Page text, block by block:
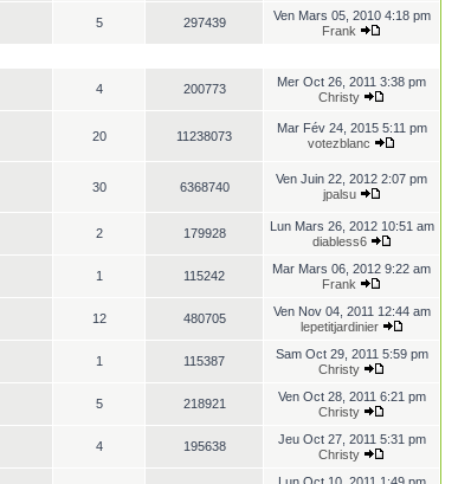
5 297439
Ven Mars 05, 2010 4:18 pm
Frank
4 200773
Mer Oct 26, 2011 3:38 pm
Christy
20 11238073
Mar Fév 24, 2015 5:11 pm
votezblanc
30 6368740
Ven Juin 22, 2012 2:07 pm
jpalsu
2 179928
Lun Mars 26, 2012 10:51 am
diabless6
1 115242
Mar Mars 06, 2012 9:22 am
Frank
12 480705
Ven Nov 04, 2011 12:44 am
lepetitjardinier
1 115387
Sam Oct 29, 2011 5:59 pm
Christy
5 218921
Ven Oct 28, 2011 6:21 pm
Christy
4 195638
Jeu Oct 27, 2011 5:31 pm
Christy